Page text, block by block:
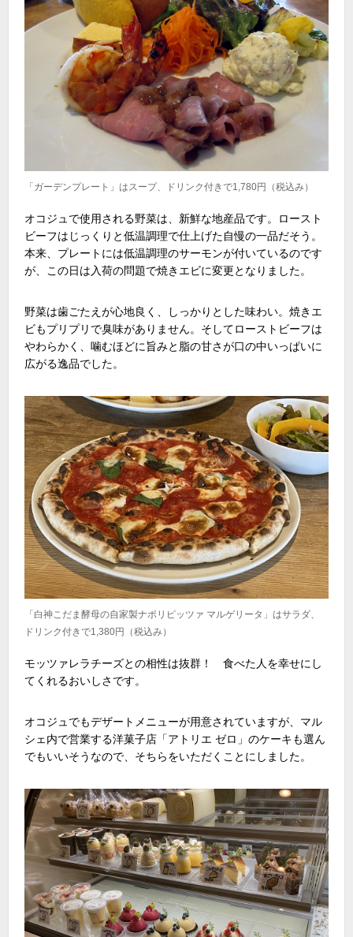
「ガーデンプレート」はスープ、ドリンク付きで1,780円（税込み）
オコジュで使用される野菜は、新鮮な地産品です。ロースト
ビーフはじっくりと低温調理で仕上げた自慢の一品だそう。
本来、プレートには低温調理のサーモンが付いているのです
が、この日は入荷の問題で焼きエビに変更となりました。
野菜は歯ごたえが心地良く、しっかりとした味わい。焼きエ
ビもプリプリで臭味がありません。そしてローストビーフは
やわらかく、噛むほどに旨みと脂の甘さが口の中いっぱいに
広がる逸品でした。
「白神こだま酵母の自家製ナポリピッツァ マルゲリータ」はサラダ、
ドリンク付きで1,380円（税込み）
モッツァレラチーズとの相性は抜群！ 食べた人を幸せにし
てくれるおいしさです。
オコジュでもデザートメニューが用意されていますが、マル
シェ内で営業する洋菓子店「アトリエ ゼロ」のケーキも選ん
でもいいそうなので、そちらをいただくことにしました。